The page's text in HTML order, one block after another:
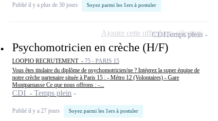
Publié il y a plus de 30 jours Soyez parmi les 1ers à postuler
Psychomotricien en crèche (H/F)
LOOPIO RECRUTEMENT - 75 - PARIS 15
Vous êtes titulaire du diplôme de psychomotricien/ne ? Intégrez la super équipe de
notre crèche partenaire située à Paris 15 : - Métro 12 (Volontaires) - Gare
Montparnasse Ce que nous offrons : -...
CDI - Temps plein
Publié il y a 27 jours Soyez parmi les 1ers à postuler
CDITemps plein
Ajouter cette offre à ma sélection